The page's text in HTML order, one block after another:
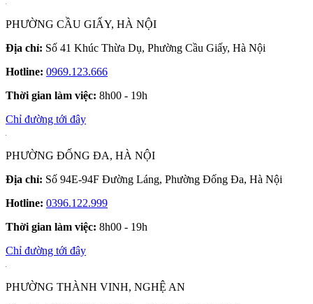
PHƯỜNG CẦU GIẤY, HÀ NỘI
Địa chỉ: Số 41 Khúc Thừa Dụ, Phường Cầu Giấy, Hà Nội
Hotline: 0969.123.666
Thời gian làm việc: 8h00 - 19h
Chỉ đường tới đây
PHƯỜNG ĐỐNG ĐA, HÀ NỘI
Địa chỉ: Số 94E-94F Đường Láng, Phường Đống Đa, Hà Nội
Hotline: 0396.122.999
Thời gian làm việc: 8h00 - 19h
Chỉ đường tới đây
PHƯỜNG THÀNH VINH, NGHỆ AN